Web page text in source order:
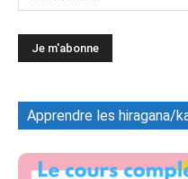
Apprendre les hiragana/